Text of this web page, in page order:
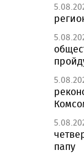
папу